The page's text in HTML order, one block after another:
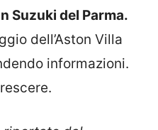
Suzuki del Parma.
dell’Aston Villa
informazioni.